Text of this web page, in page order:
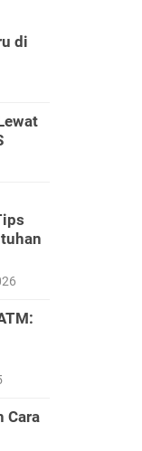
di
Cara